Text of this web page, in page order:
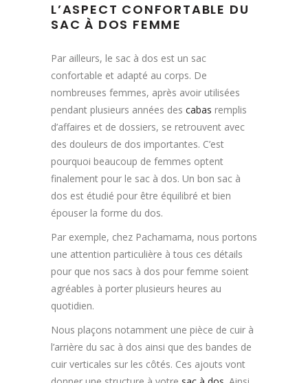
L’ASPECT CONFORTABLE DU
SAC À DOS FEMME
Par ailleurs, le sac à dos est un sac
confortable et adapté au corps. De
nombreuses femmes, après avoir utilisées
pendant plusieurs années des cabas remplis
d’affaires et de dossiers, se retrouvent avec
des douleurs de dos importantes. C’est
pourquoi beaucoup de femmes optent
finalement pour le sac à dos. Un bon sac à
dos est étudié pour être équilibré et bien
épouser la forme du dos.
Par exemple, chez Pachamama, nous portons
une attention particulière à tous ces détails
pour que nos sacs à dos pour femme soient
agréables à porter plusieurs heures au
quotidien.
Nous plaçons notamment une pièce de cuir à
l’arrière du sac à dos ainsi que des bandes de
cuir verticales sur les côtés. Ces ajouts vont